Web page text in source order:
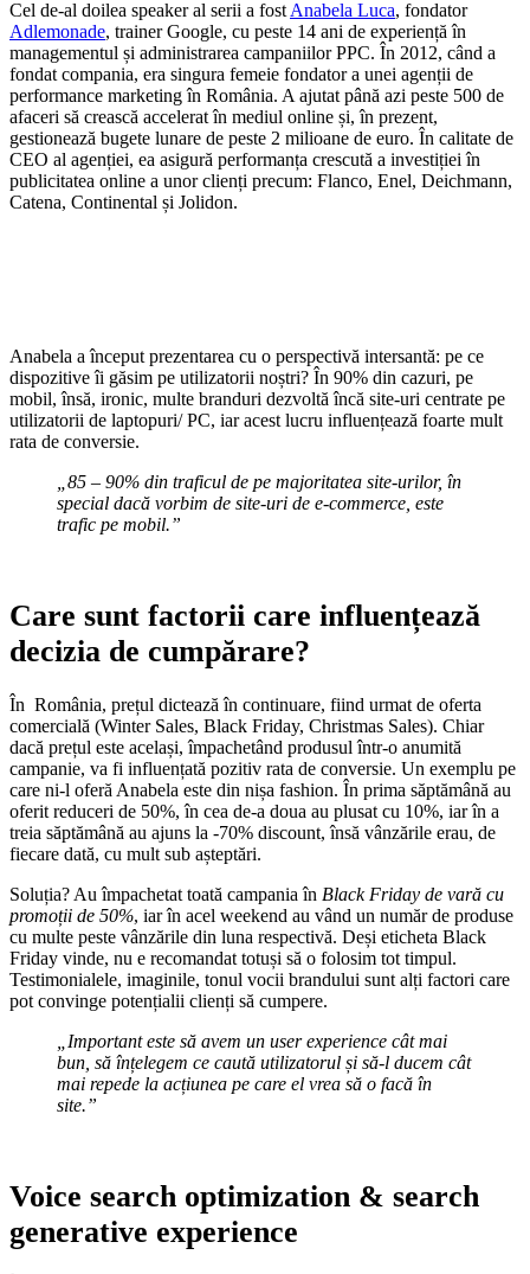
Cel de-al doilea speaker al serii a fost Anabela Luca, fondator
Adlemonade, trainer Google, cu peste 14 ani de experiență în
managementul și administrarea campaniilor PPC. În 2012, când a
fondat compania, era singura femeie fondator a unei agenții de
performance marketing în România. A ajutat până azi peste 500 de
afaceri să crească accelerat în mediul online și, în prezent,
gestionează bugete lunare de peste 2 milioane de euro. În calitate de
CEO al agenției, ea asigură performanța crescută a investiției în
publicitatea online a unor clienți precum: Flanco, Enel, Deichmann,
Catena, Continental și Jolidon.
Anabela a început prezentarea cu o perspectivă intersantă: pe ce
dispozitive îi găsim pe utilizatorii noștri? În 90% din cazuri, pe
mobil, însă, ironic, multe branduri dezvoltă încă site-uri centrate pe
utilizatorii de laptopuri/ PC, iar acest lucru influențează foarte mult
rata de conversie.
85 – 90% din traficul de pe majoritatea site-urilor, în
special dacă vorbim de site-uri de e-commerce, este
trafic pe mobil.”
Care sunt factorii care influențează
decizia de cumpărare?
În România, prețul dictează în continuare, fiind urmat de oferta
comercială (Winter Sales, Black Friday, Christmas Sales). Chiar
dacă prețul este același, împachetând produsul într-o anumită
campanie, va fi influențată pozitiv rata de conversie. Un exemplu pe
care ni-l oferă Anabela este din nișa fashion. În prima săptămână au
oferit reduceri de 50%, în cea de-a doua au plusat cu 10%, iar în a
treia săptămână au ajuns la -70% discount, însă vânzările erau, de
fiecare dată, cu mult sub așteptări.
Soluția? Au împachetat toată campania în Black Friday de vară cu
promoții de 50%, iar în acel weekend au vând un număr de produse
cu multe peste vânzările din luna respectivă. Deși eticheta Black
Friday vinde, nu e recomandat totuși să o folosim tot timpul.
Testimonialele, imaginile, tonul vocii brandului sunt alți factori care
pot convinge potențialii clienți să cumpere.
Important este să avem un user experience cât mai
bun, să înțelegem ce caută utilizatorul și să-l ducem cât
mai repede la acțiunea pe care el vrea să o facă în
site.”
Voice search optimization & search
generative experience